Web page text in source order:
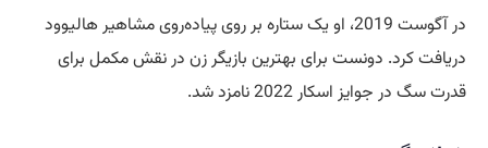
در آگوست 2019، او یک ستاره بر روی پیاده‌روی مشاهیر هالیوود
دریافت کرد. دونست برای بهترین بازیگر زن در نقش مکمل برای
قدرت سگ در جوایز اسکار 2022 نامزد شد.